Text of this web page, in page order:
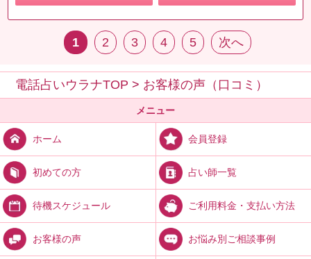
1 2 3 4 5 次へ
電話占いウラナTOP > お客様の声（口コミ）
メニュー
ホーム 会員登録
初めての方 占い師一覧
待機スケジュール ご利用料金・支払い方法
お客様の声 お悩み別ご相談事例